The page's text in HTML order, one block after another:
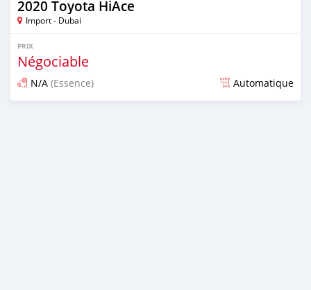
2020 Toyota HiAce
Import - Dubai
PRIX
Négociable
N/A (Essence) Automatique